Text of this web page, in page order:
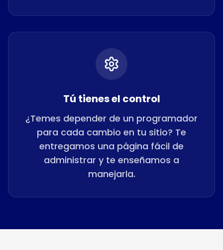
Tú tienes el control
¿Temes depender de un programador
para cada cambio en tu sitio? Te
entregamos una página fácil de
administrar y te enseñamos a
manejarla.